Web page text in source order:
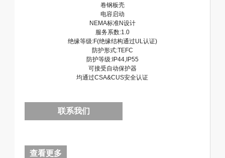
卷钢板壳
电容启动
NEMA标准N设计
服务系数:1.0
绝缘等级:F(绝缘结构通过UL认证)
防护形式:TEFC
防护等级:IP44,IP55
可接受自动保护器
均通过CSA&CUS安全认证
联系我们
查看更多